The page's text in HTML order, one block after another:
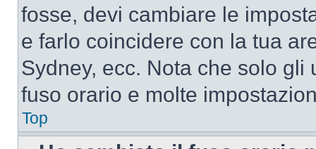
fosse, devi cambiare le
e farlo coincidere con la tua
Sydney, ecc. Nota che solo
fuso orario e molte
Top